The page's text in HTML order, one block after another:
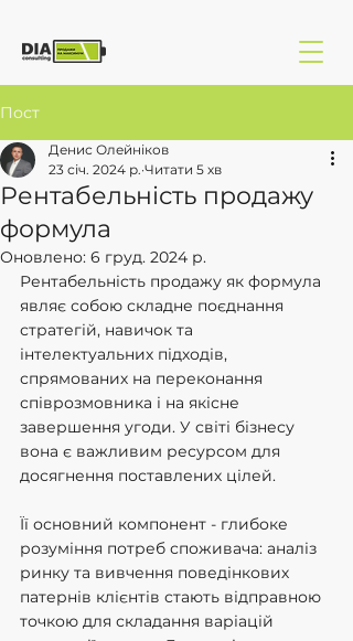
Пост
Рентабельність продажу
формула
Денис Олейніков
23 січ. 2024 р. Читати 5 хв
Оновлено: 6 груд. 2024 р.
Рентабельність продажу як формула
являє собою складне поєднання
стратегій, навичок та
інтелектуальних підходів,
спрямованих на переконання
співрозмовника і на якісне
завершення угоди. У світі бізнесу
вона є важливим ресурсом для
досягнення поставлених цілей.
Її основний компонент - глибоке
розуміння потреб споживача: аналіз
ринку та вивчення поведінкових
патернів клієнтів стають відправною
точкою для складання варіацій